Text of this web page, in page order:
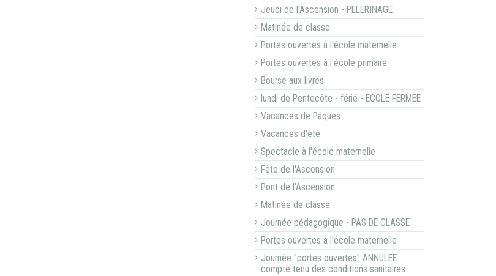
Jeudi de l'Ascension - PELERINAGE
Matinée de classe
Portes ouvertes à l'école maternelle
Portes ouvertes à l'école primaire
Bourse aux livres
lundi de Pentecôte - férié - ECOLE FERMEE
Vacances de Pâques
Vacances d'été
Spectacle à l'école maternelle
Fête de l'Ascension
Pont de l'Ascension
Matinée de classe
Journée pédagogique - PAS DE CLASSE
Portes ouvertes à l'école maternelle
Journée "portes ouvertes" ANNULEE
compte tenu des conditions sanitaires